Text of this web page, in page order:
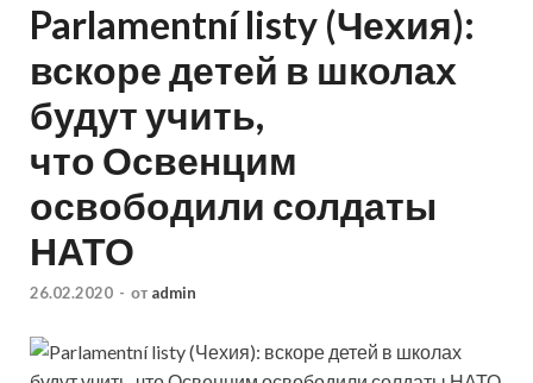
Parlamentní listy (Чехия):
вскоре детей в школах
будут учить,
что Освенцим
освободили солдаты
НАТО
26.02.2020 - от admin